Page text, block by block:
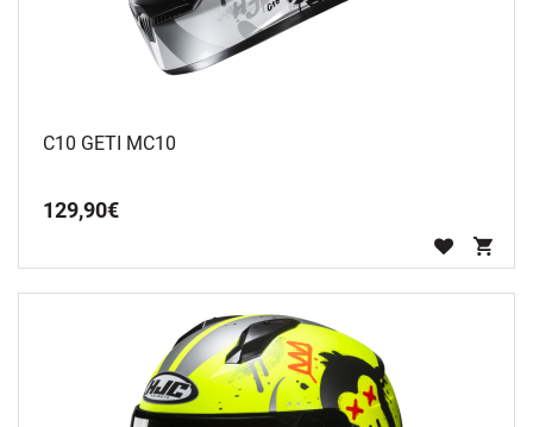
C10 GETI MC10
129,90€